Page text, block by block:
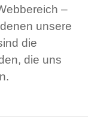
–
unsere
die
die uns